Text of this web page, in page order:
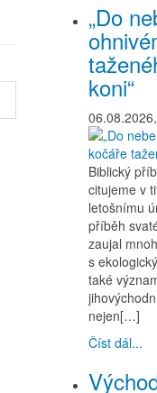
„Do
koni“
Biblický
citujeme v
letošnímu
příběh
zaujal
s
také
nejen[…]
Číst dál...